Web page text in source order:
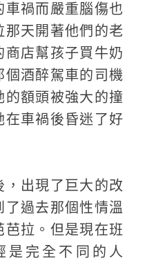
車禍而嚴重腦傷也
那天開著他們的老
店幫孩子買牛奶
個酒醉駕車的司機
的額頭被強大的撞
在車禍後昏迷了好
，出現了巨大的改
過去那個性情溫
芭拉。但是現在班
是完全不同的人